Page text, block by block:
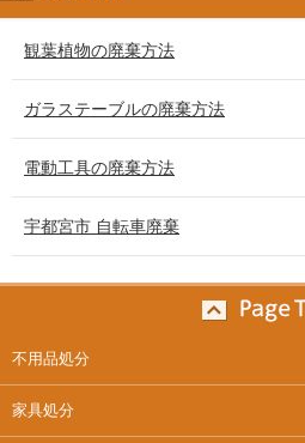
観葉植物の廃棄方法
ガラステーブルの廃棄方法
電動工具の廃棄方法
宇都宮市 自転車廃棄
不用品処分
家具処分